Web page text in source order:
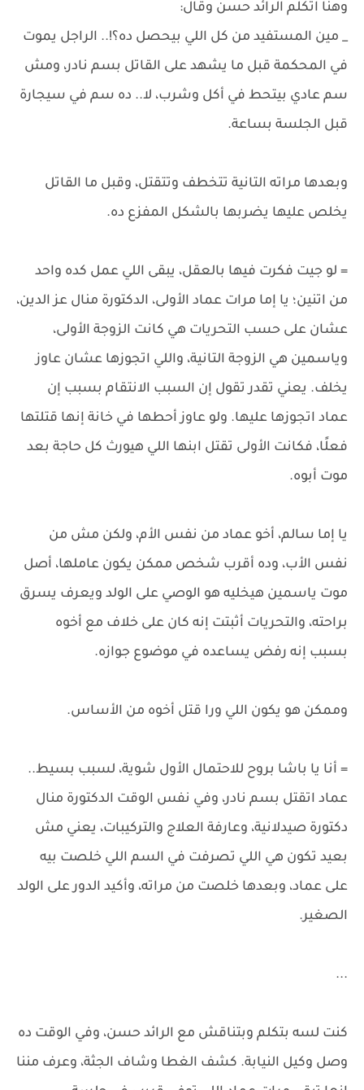
وهنا اتكلم الرائد حسن وقال:
_ مين المستفيد من كل اللي بيحصل ده؟!.. الراجل يموت
في المحكمة قبل ما يشهد على القاتل بسم نادر، ومش
سم عادي بيتحط في أكل وشرب، لا.. ده سم في سيجارة
قبل الجلسة بساعة.
وبعدها مراته التانية تتخطف وتتقتل، وقبل ما القاتل
يخلص عليها يضربها بالشكل المفزع ده.
= لو جيت فكرت فيها بالعقل، يبقى اللي عمل كده واحد
من اتنين؛ يا إما مرات عماد الأولى، الدكتورة منال عز الدين،
عشان على حسب التحريات هي كانت الزوجة الأولى،
وياسمين هي الزوجة التانية، واللي اتجوزها عشان عاوز
يخلف. يعني تقدر تقول إن السبب الانتقام بسبب إن
عماد اتجوزها عليها. ولو عاوز أحطها في خانة إنها قتلتها
فعلًا، فكانت الأولى تقتل ابنها اللي هيورث كل حاجة بعد
موت أبوه.
يا إما سالم، أخو عماد من نفس الأم، ولكن مش من
نفس الأب، وده أقرب شخص ممكن يكون عاملها، أصل
موت ياسمين هيخليه هو الوصي على الولد ويعرف يسرق
براحته، والتحريات أثبتت إنه كان على خلاف مع أخوه
بسبب إنه رفض يساعده في موضوع جوازه.
وممكن هو يكون اللي ورا قتل أخوه من الأساس.
= أنا يا باشا بروح للاحتمال الأول شوية، لسبب بسيط..
عماد اتقتل بسم نادر، وفي نفس الوقت الدكتورة منال
دكتورة صيدلانية، وعارفة العلاج والتركيبات، يعني مش
بعيد تكون هي اللي تصرفت في السم اللي خلصت بيه
على عماد، وبعدها خلصت من مراته، وأكيد الدور على الولد
الصغير.
...
كنت لسه بتكلم وبتناقش مع الرائد حسن، وفي الوقت ده
وصل وكيل النيابة. كشف الغطا وشاف الجثة، وعرف مننا